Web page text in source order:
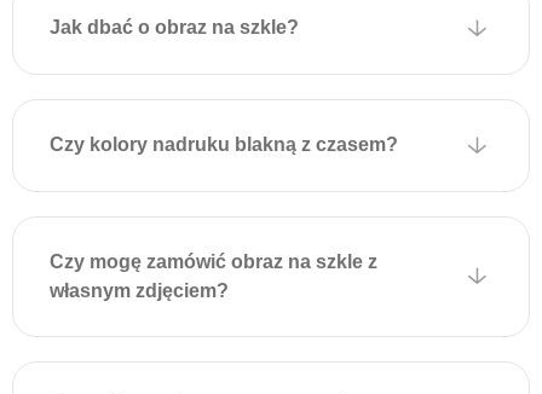
zawieszenie na ścianie.
obrazu za pomocą
specjalnej taśmy
montażowej, która
wytrzymuje duże obciążenia
i zapewnia solidne
mocowanie.
Aby powiesić obraz,
Jak dbać o obraz na szkle?
Czy kolory nadruku blakną z czasem?
Czy mogę zamówić obraz na szkle z
własnym zdjęciem?